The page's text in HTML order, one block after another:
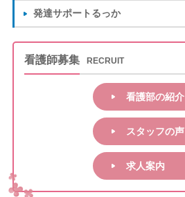
発達サポート るっか
看護師募集 RECRUIT
看護部の紹介
スタッフの声
求人案内